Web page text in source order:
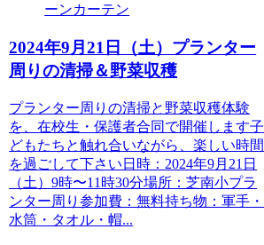
ーンカーテン
2024年9月21日（土）プランター
周りの清掃＆野菜収穫
プランター周りの清掃と野菜収穫体験
を、在校生・保護者合同で開催します子
どもたちと触れ合いながら、楽しい時間
を過ごして下さい日時：2024年9月21日
（土）9時〜11時30分場所：芝南小プラ
ンター周り参加費：無料持ち物：軍手・
水筒・タオル・帽...